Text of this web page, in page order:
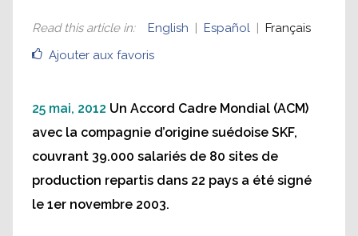
Ajouter aux favoris
Read this article in: English Español Français
25 mai, 2012 Un Accord Cadre Mondial (ACM)
avec la compagnie d’origine suédoise SKF,
couvrant 39.000 salariés de 80 sites de
production repartis dans 22 pays a été signé
le 1er novembre 2003.